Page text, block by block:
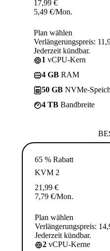
17,99 €
5,49 €/Mon.
Plan wählen
Verlängerungspreis:
Jederzeit kündbar.
1 vCPU-Kern
4 GB RAM
50 GB NVMe-
4 TB Bandbreite
65 % Rabatt
KVM 2
21,99 €
7,79 €/Mon.
Plan wählen
Verlängerungspreis:
Jederzeit kündbar.
2 vCPU-Kerne